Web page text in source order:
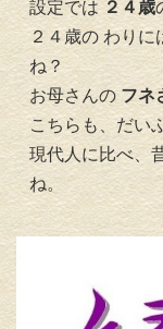
設定では ２４歳
２４歳の わり
ね？
お母さんの フネ
こちらも、だい
現代人に比べ、
ね。